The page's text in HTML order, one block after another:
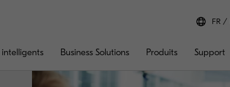
FR
Business Solutions Produits Support